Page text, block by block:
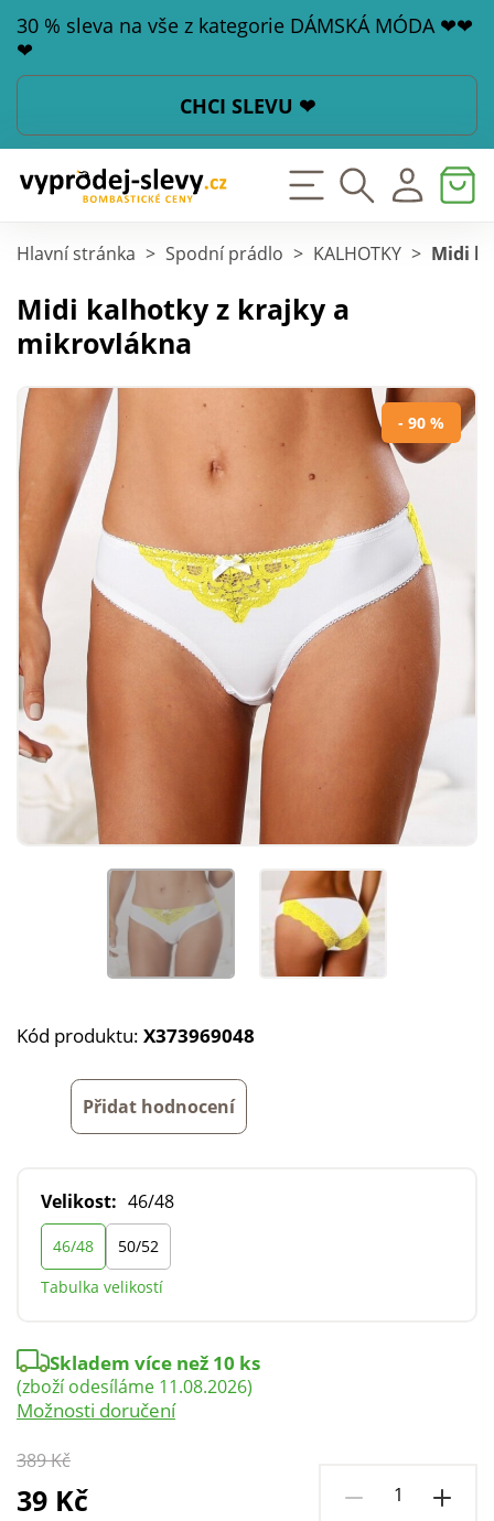
30 % sleva na vše z kategorie DÁMSKÁ MÓDA ❤❤
❤
CHCI SLEVU ❤
Hlavní stránka > Spodní prádlo > KALHOTKY > Midi
Midi kalhotky z krajky a
mikrovlákna
- 90 %
Kód produktu: X373969048
Přidat hodnocení
Velikost: 46/48
46/48
50/52
Tabulka velikostí
389 Kč
39 Kč
Skladem více než 10 ks
(zboží odesíláme 11.08.2026)
Možnosti doručení